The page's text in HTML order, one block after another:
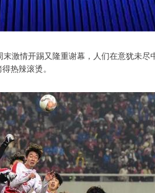
激情开踢又隆重谢幕，人们在意犹未尽
热辣滚烫。